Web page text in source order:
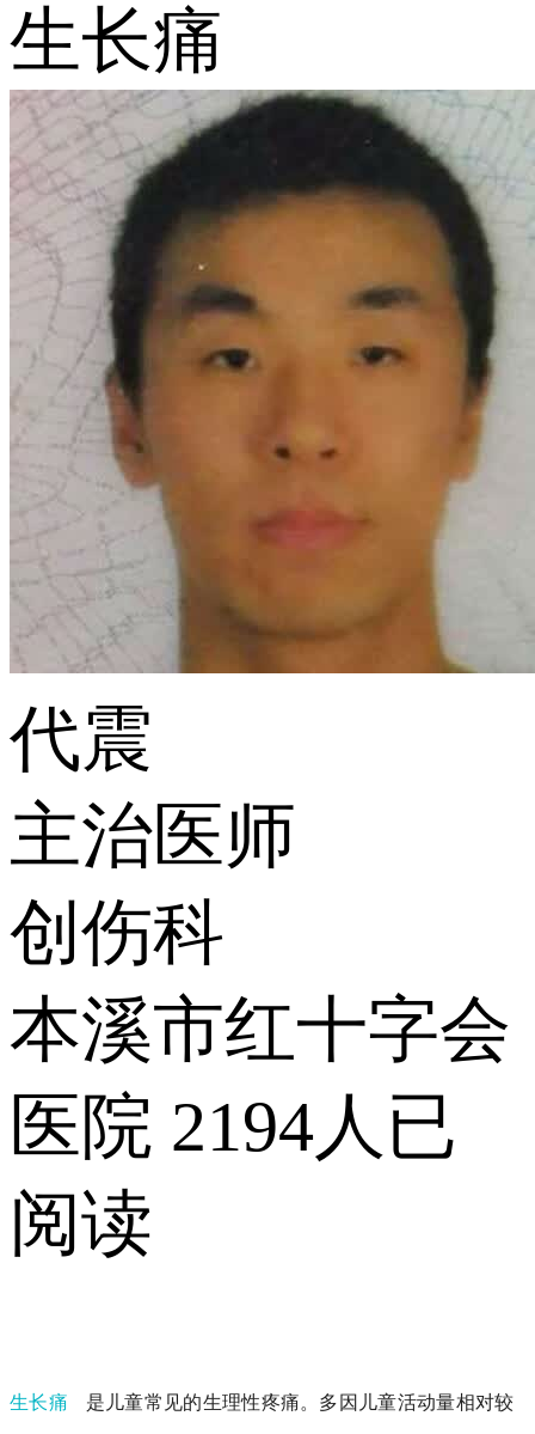
生长痛
代震
主治医师
创伤科
本溪市红十字会
医院 2194人已
阅读
生长痛 是儿童常见的生理性疼痛。多因儿童活动量相对较